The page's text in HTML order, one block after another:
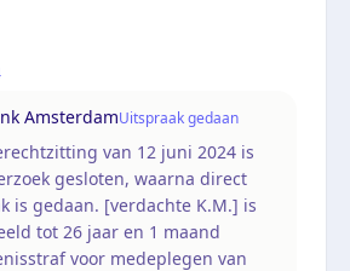
AmsterdamUitspraak gedaan
van 12 juni 2024 is
gesloten, waarna direct
is gedaan. [verdachte K.M.] is
tot 26 jaar en 1 maand
voor medeplegen van